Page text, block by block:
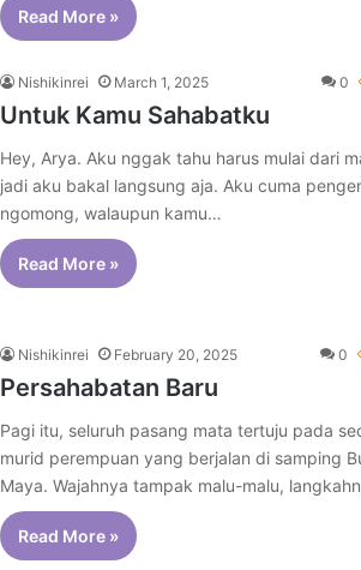
Read More »
Nishikinrei March 1, 2025 0
Untuk Kamu Sahabatku
Hey, Arya. Aku nggak tahu harus mulai dari
jadi aku bakal langsung aja. Aku cuma
ngomong, walaupun kamu…
Read More »
Nishikinrei February 20, 2025 0
Persahabatan Baru
Pagi itu, seluruh pasang mata tertuju pada
murid perempuan yang berjalan di samping
Maya. Wajahnya tampak malu-malu,
Read More »